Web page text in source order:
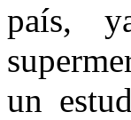
país,
un